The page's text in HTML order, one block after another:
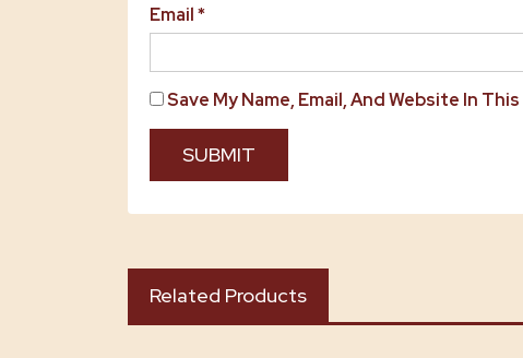
Email*
Save My Name, Email, And Website In
Related Products